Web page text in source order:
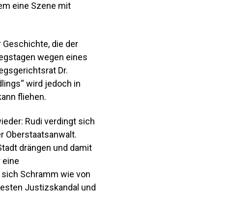
eine Szene mit
die der
wegen eines
Dr.
wird jedoch in
fliehen.
Rudi verdingt sich
Oberstaatsanwalt.
drängen und damit
eine
Schramm wie von
Justizskandal und